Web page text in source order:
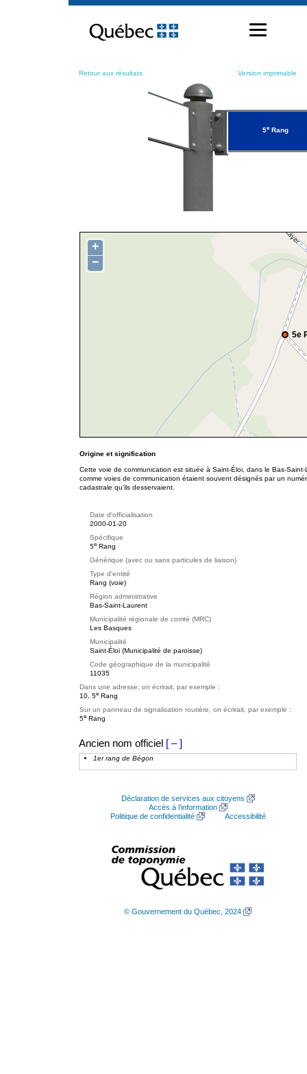
contenu
Retour aux résultats Version imprimable
5eRang
5e
+
−
Origine et signification
Cette voie de communication est située à Saint-Éloi, dans le Bas-
comme voies de communication étaient souvent désignés par un
cadastrale qu’ils desservaient.
Date d'officialisation
2000-01-20
Spécifique
5e Rang
Générique (avec ou sans particules de liaison)
Type d'entité
Rang (voie)
Région administrative
Bas-Saint-Laurent
Municipalité régionale de comté (MRC)
Les Basques
Municipalité
Saint-Éloi (Municipalité de paroisse)
Code géographique de la municipalité
11035
Dans une adresse, on écrirait, par exemple :
10, 5e Rang
Sur un panneau de signalisation routière, on écrirait, par exemple :
5e Rang
Ancien nom officiel [ – ]
1er rang de Bégon
Déclaration de services aux citoyens
Accès à l’information
Politique de confidentialité
Accessibilité
© Gouvernement du Québec, 2024